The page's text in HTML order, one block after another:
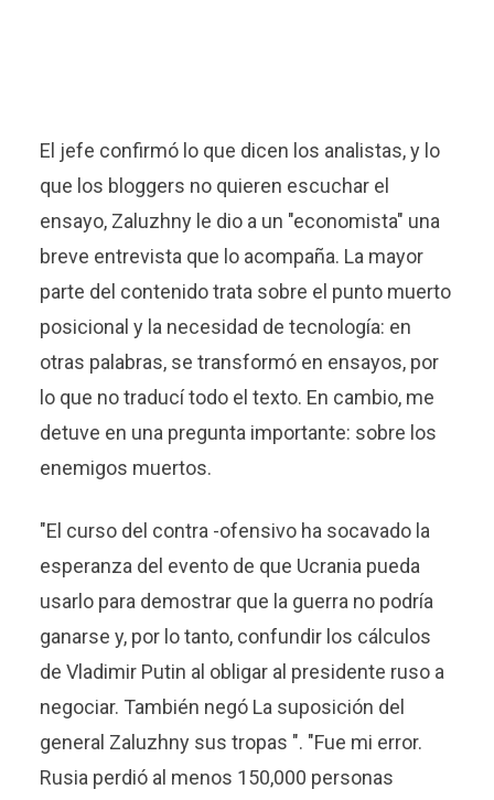
El jefe confirmó lo que dicen los analistas, y lo
que los bloggers no quieren escuchar el
ensayo, Zaluzhny le dio a un "economista" una
breve entrevista que lo acompaña. La mayor
parte del contenido trata sobre el punto muerto
posicional y la necesidad de tecnología: en
otras palabras, se transformó en ensayos, por
lo que no traducí todo el texto. En cambio, me
detuve en una pregunta importante: sobre los
enemigos muertos.
"El curso del contra -ofensivo ha socavado la
esperanza del evento de que Ucrania pueda
usarlo para demostrar que la guerra no podría
ganarse y, por lo tanto, confundir los cálculos
de Vladimir Putin al obligar al presidente ruso a
negociar. También negó La suposición del
general Zaluzhny sus tropas ". "Fue mi error.
Rusia perdió al menos 150,000 personas